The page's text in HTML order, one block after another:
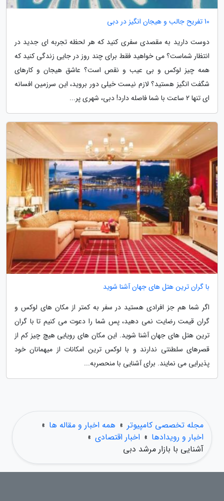
10 تفریح جالب و هیجان انگیز در دبی
دوست دارید به مقصدی سفری کنید که هر لحظه تجربه ای جدید در
انتظار شماست؟ می خواهید فقط برای چند روز در جایی زندگی کنید که
همه چیز لوکس و بی عیب و نقص است؟ عاشق هیجان و کارهای
شگفت انگیز هستید؟ لازم نیست خیلی دور بروید، این سرزمین افسانه
ای تنها 2 ساعت با شما فاصله دارد! دبی، شهری پر...
با گران ترین هتل های جهان آشنا شوید
اگر شما هم جز افرادی هستید در سفر به کمتر از مکان های لوکس و
گران قیمت رضایت نمی دهید، پس شما را دعوت می کنیم تا با گران
ترین هتل های جهان آشنا شوید. این مکان های رویایی هیچ چیز کم از
قصرهای سلطنتی ندارند و با لوکس ترین امکانات از میهمانان خود
پذیرایی می نمایند. برای آشنایی با منحصربه...
مجله تخصصی کامپیوتر » همه اخبار و مقاله ها »
اخبار و رویدادها » اخبار اقتصادی »
آشنایی با بازار مرشد دبی